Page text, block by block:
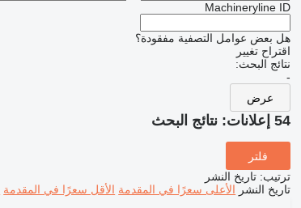
Machineryline ID
هل بعض عوامل التصفية مفقودة؟
اقتراح تغيير
نتائج البحث:
-
عرض
54 إعلانات: نتائج البحث
فلتر
ترتيب: تاريخ النشر
تاريخ النشر الأعلى سعرًا في المقدمة الأقل سعرًا في المقدمة